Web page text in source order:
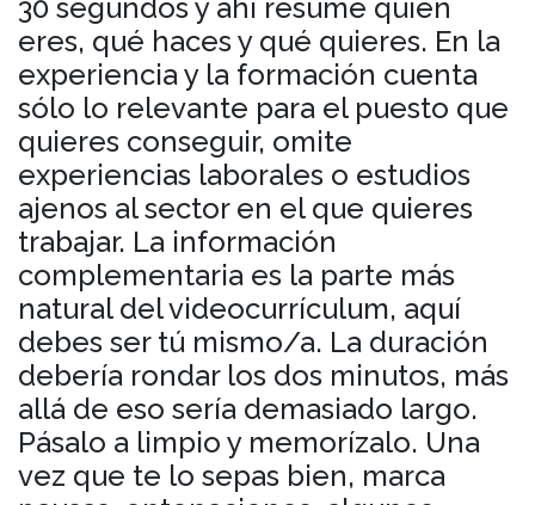
30 segundos y ahí resume quién
eres, qué haces y qué quieres. En la
experiencia y la formación cuenta
sólo lo relevante para el puesto que
quieres conseguir, omite
experiencias laborales o estudios
ajenos al sector en el que quieres
trabajar. La información
complementaria es la parte más
natural del videocurrículum, aquí
debes ser tú mismo/a. La duración
debería rondar los dos minutos, más
allá de eso sería demasiado largo.
Pásalo a limpio y memorízalo. Una
vez que te lo sepas bien, marca